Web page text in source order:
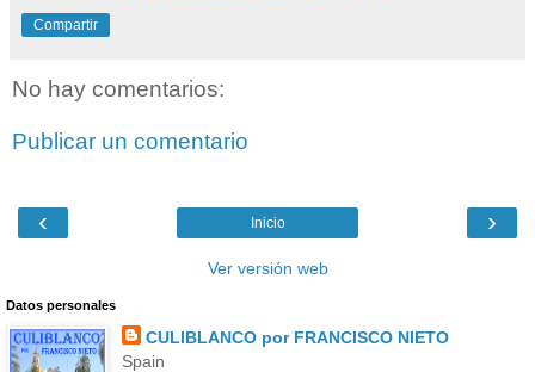
Compartir
No hay comentarios:
Publicar un comentario
‹ ›
Inicio
Ver versión web
Datos personales
CULIBLANCO por FRANCISCO NIETO
Spain